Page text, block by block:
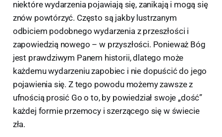
niektóre wydarzenia pojawiają się, zanikają i mogą się
znów powtórzyć. Często są jakby lustrzanym
odbiciem podobnego wydarzenia z przeszłości i
zapowiedzią nowego – w przyszłości. Ponieważ Bóg
jest prawdziwym Panem historii, dlatego może
każdemu wydarzeniu zapobiec i nie dopuścić do jego
pojawienia się. Z tego powodu możemy zawsze z
ufnością prosić Go o to, by powiedział swoje „dość”
każdej formie przemocy i szerzącego się w świecie
zła.